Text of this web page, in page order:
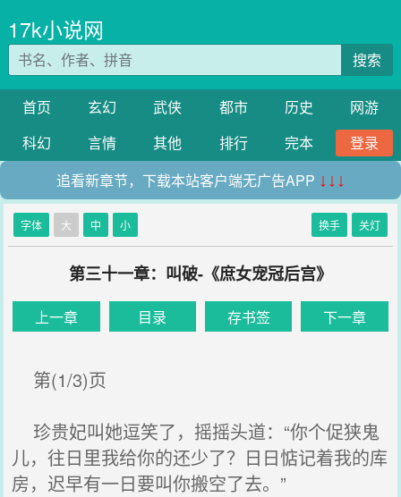
17k小说网
搜索
首页 玄幻 武侠 都市 历史
网游
科幻
言情 其他 排行 完本
登录
追看新章节，下载本站客户端无广告APP ↓↓↓
字体 大 中 小 换手 关灯
第三十一章：叫破-《庶女宠冠后宫》
上一章 目录 存书签 下一章
第(1/3)页
珍贵妃叫她逗笑了，摇摇头道：“你个促狭鬼
儿，往日里我给你的还少了？日日惦记着我的库
房，迟早有一日要叫你搬空了去。”